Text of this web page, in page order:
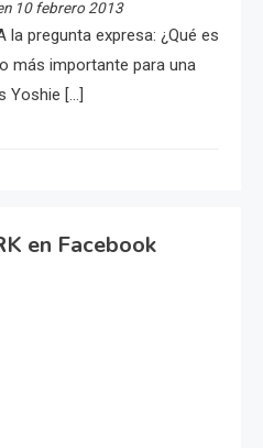
10 febrero 2013
la pregunta expresa: ¿Qué es
más importante para una
Yoshie […]
en Facebook